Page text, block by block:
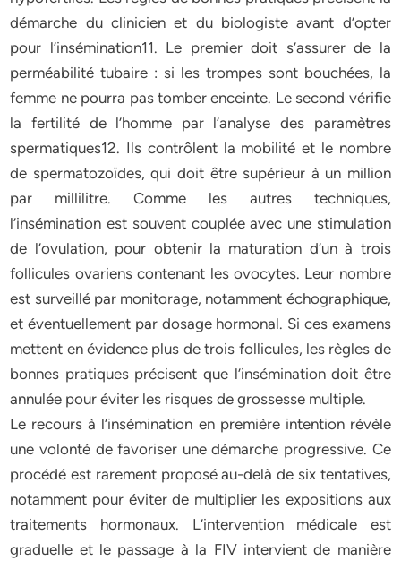
démarche du clinicien et du biologiste avant d’opter
pour l’insémination11. Le premier doit s’assurer de la
perméabilité tubaire : si les trompes sont bouchées, la
femme ne pourra pas tomber enceinte. Le second vérifie
la fertilité de l’homme par l’analyse des paramètres
spermatiques12. Ils contrôlent la mobilité et le nombre
de spermatozoïdes, qui doit être supérieur à un million
par millilitre. Comme les autres techniques,
l’insémination est souvent couplée avec une stimulation
de l’ovulation, pour obtenir la maturation d’un à trois
follicules ovariens contenant les ovocytes. Leur nombre
est surveillé par monitorage, notamment échographique,
et éventuellement par dosage hormonal. Si ces examens
mettent en évidence plus de trois follicules, les règles de
bonnes pratiques précisent que l’insémination doit être
annulée pour éviter les risques de grossesse multiple.
Le recours à l’insémination en première intention révèle
une volonté de favoriser une démarche progressive. Ce
procédé est rarement proposé au-delà de six tentatives,
notamment pour éviter de multiplier les expositions aux
traitements hormonaux. L’intervention médicale est
graduelle et le passage à la FIV intervient de manière